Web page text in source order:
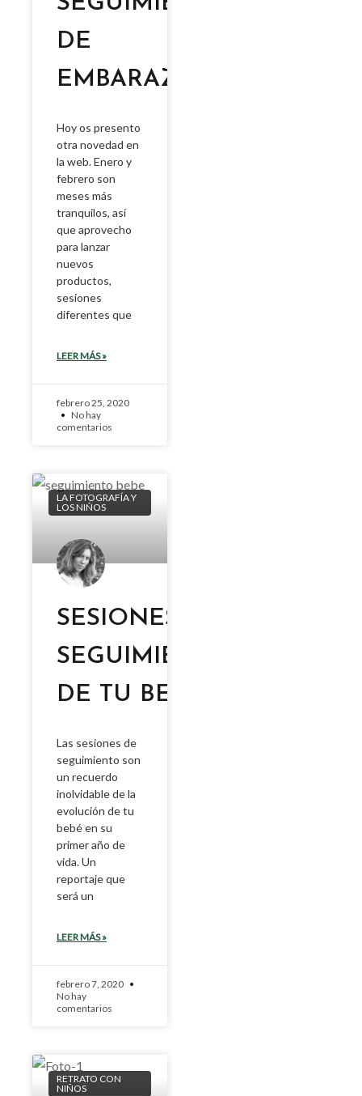
DE
EMBARAZO
Hoy os presento
otra novedad en
la web. Enero y
febrero son
meses más
tranquilos, así
que aprovecho
para lanzar
nuevos
productos,
sesiones
diferentes que
LEER MÁS »
febrero 25, 2020
No hay
comentarios
LA FOTOGRAFÍA Y
LOS NIÑOS
SESIONES DE
SEGUIMIENTO
DE TU BEBÉ
Las sesiones de
seguimiento son
un recuerdo
inolvidable de la
evolución de tu
bebé en su
primer año de
vida. Un
reportaje que
será un
LEER MÁS »
febrero 7, 2020
No hay
comentarios
RETRATO CON
NIÑOS